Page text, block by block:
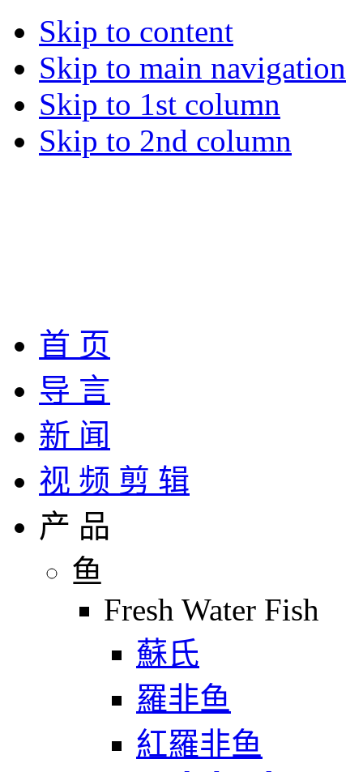
Skip to content
Skip to main navigation
Skip to 1st column
Skip to 2nd column
首 页
导 言
新 闻
视 频 剪 辑
产 品
鱼
Fresh Water Fish
蘇氏
羅非鱼
紅羅非鱼